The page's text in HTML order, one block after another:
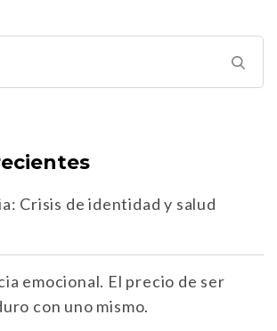
Crisis de identidad y salud
emocional. El precio de ser
con uno mismo.